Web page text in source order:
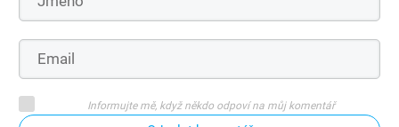
Informujte mě, když někdo odpoví na můj komentář